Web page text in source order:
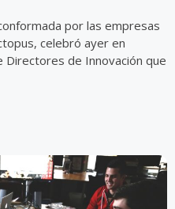
por las empresas
celebró ayer en
Directores de Innovación que